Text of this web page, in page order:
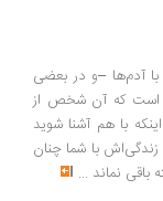
آدم‌ها –و در بعضی
است که آن شخص از
با هم آشنا شوید
با شما چنان
نماند ...